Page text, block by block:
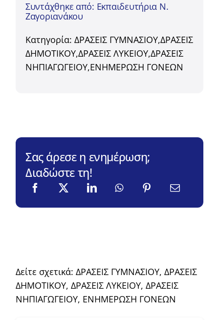
Συντάχθηκε από: Εκπαιδευτήρια Ν.
Ζαγοριανάκου
Κατηγορία: ΔΡΑΣΕΙΣ ΓΥΜΝΑΣΙΟΥ,ΔΡΑΣΕΙΣ
ΔΗΜΟΤΙΚΟΥ,ΔΡΑΣΕΙΣ ΛΥΚΕΙΟΥ,ΔΡΑΣΕΙΣ
ΝΗΠΙΑΓΩΓΕΙΟΥ,ΕΝΗΜΕΡΩΣΗ ΓΟΝΕΩΝ
Σας άρεσε η ενημέρωση;
Διαδώστε τη!
Δείτε σχετικά: ΔΡΑΣΕΙΣ ΓΥΜΝΑΣΙΟΥ, ΔΡΑΣΕΙΣ
ΔΗΜΟΤΙΚΟΥ, ΔΡΑΣΕΙΣ ΛΥΚΕΙΟΥ, ΔΡΑΣΕΙΣ
ΝΗΠΙΑΓΩΓΕΙΟΥ, ΕΝΗΜΕΡΩΣΗ ΓΟΝΕΩΝ